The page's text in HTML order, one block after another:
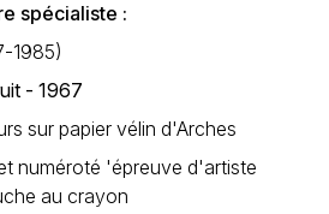
spécialiste :
1985)
- 1967
sur papier vélin d'Arches
numéroté 'épreuve d'artiste
au crayon